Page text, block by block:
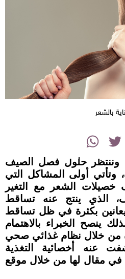
بالشعر
Twitter
WhatsApp
وننتظر حلول فصل الصيف
وتأتي أولى المشاكل التي
الشعر مع التغير
الذي ينتج عنه تساقط
بكثرة في ظل تساقط
ينصح الخبراء بالاهتمام
من خلال نظام غذائي صحي
عنه أخصائية التغذية
في مقال لها من خلال موقع